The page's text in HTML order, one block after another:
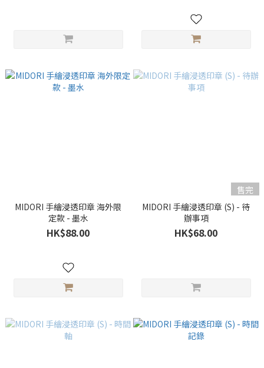
MIDORI 手繪浸透印章 海外限
定款 - 墨水
HK$88.00
售完
MIDORI 手繪浸透印章 (S) - 待
辦事項
HK$68.00